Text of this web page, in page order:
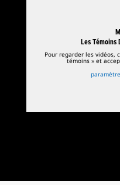
Les Témoins
Pour regarder les vidéos,
témoins » et